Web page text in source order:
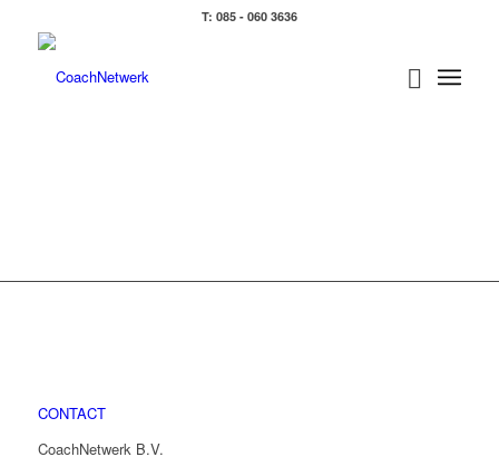
T: 085 - 060 3636
CONTACT
CoachNetwerk B.V.